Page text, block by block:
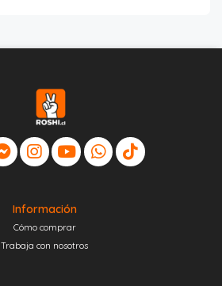
Información
Cómo comprar
Trabaja con nosotros